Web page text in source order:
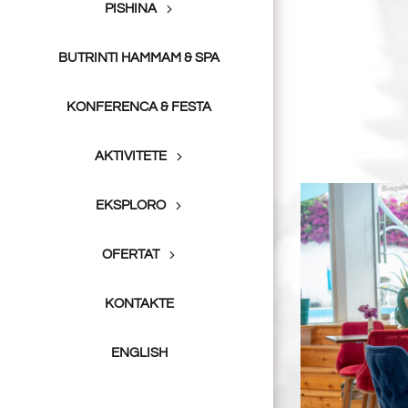
PISHINA
BUTRINTI HAMMAM & SPA
KONFERENCA & FESTA
AKTIVITETE
EKSPLORO
OFERTAT
KONTAKTE
ENGLISH